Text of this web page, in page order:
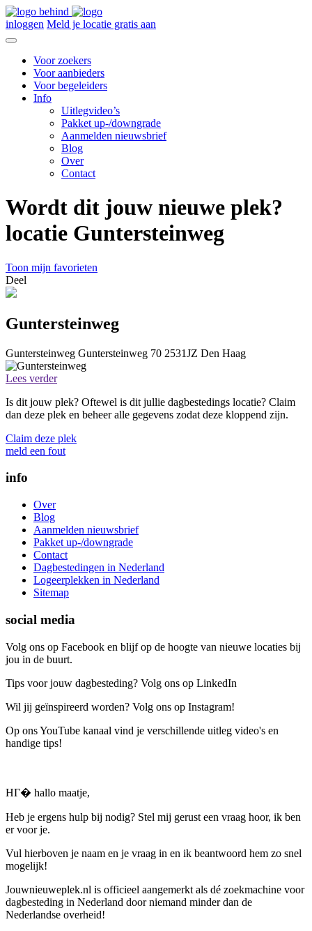
inloggen Meld je locatie gratis aan
Voor zoekers
Voor aanbieders
Voor begeleiders
Info
Uitlegvideo’s
Pakket up-/downgrade
Aanmelden nieuwsbrief
Blog
Over
Contact
Wordt dit jouw nieuwe plek?
locatie Guntersteinweg
Toon mijn favorieten
Deel
Guntersteinweg
Guntersteinweg Guntersteinweg 70 2531JZ Den Haag
Lees verder
Is dit jouw plek? Oftewel is dit jullie dagbestedings locatie? Claim
dan deze plek en beheer alle gegevens zodat deze kloppend zijn.
Claim deze plek
meld een fout
info
Over
Blog
Aanmelden nieuwsbrief
Pakket up-/downgrade
Contact
Dagbestedingen in Nederland
Logeerplekken in Nederland
Sitemap
social media
Volg ons op Facebook en blijf op de hoogte van nieuwe locaties bij
jou in de buurt.
Tips voor jouw dagbesteding? Volg ons op LinkedIn
Wil jij geïnspireerd worden? Volg ons op Instagram!
Op ons YouTube kanaal vind je verschillende uitleg video's en
handige tips!
HГ� hallo maatje,
Heb je ergens hulp bij nodig? Stel mij gerust een vraag hoor, ik ben
er voor je.
Vul hierboven je naam en je vraag in en ik beantwoord hem zo snel
mogelijk!
Jouwnieuweplek.nl is officieel aangemerkt als dé zoekmachine voor
dagbesteding in Nederland door niemand minder dan de
Nederlandse overheid!